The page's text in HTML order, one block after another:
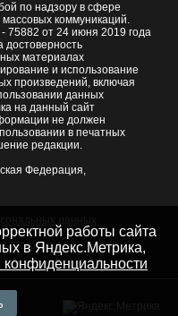
по надзору в сфере
коммуникаций.
от 24 июня 2019 года
достоверность
материалах
и использование
произведений, включая
данных
на данный сайт
не должен
в печатных
редакции.
Федерация,
края
работы сайта
в Яндекс.Метрика,
конфиденциальности